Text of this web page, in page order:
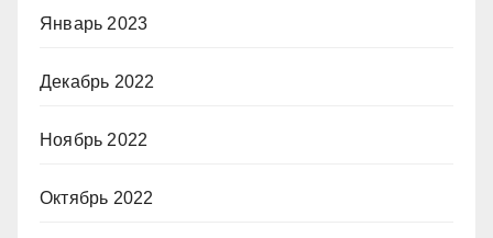
Январь 2023
Декабрь 2022
Ноябрь 2022
Октябрь 2022